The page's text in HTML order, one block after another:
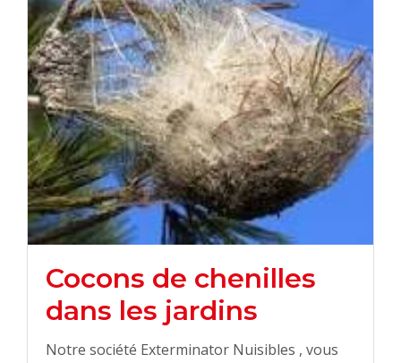
Cocons de chenilles
dans les jardins
Notre société Exterminator Nuisibles , vous